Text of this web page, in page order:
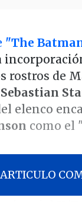
"The
rostros de
Sebastian
elenco
como el
Matt
los